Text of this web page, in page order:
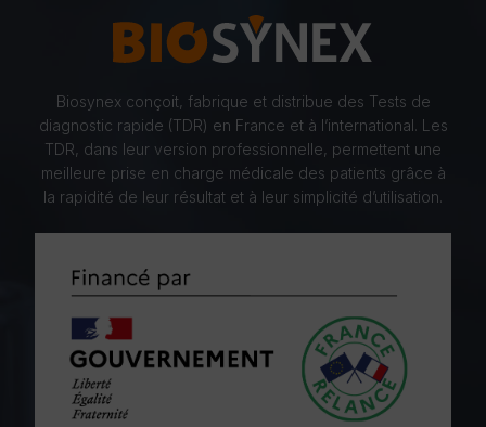
Biosynex conçoit, fabrique et distribue des Tests de
diagnostic rapide (TDR) en France et à l’international. Les
TDR, dans leur version professionnelle, permettent une
meilleure prise en charge médicale des patients grâce à
la rapidité de leur résultat et à leur simplicité d’utilisation.